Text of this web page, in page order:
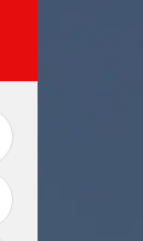
et pose de
bois et